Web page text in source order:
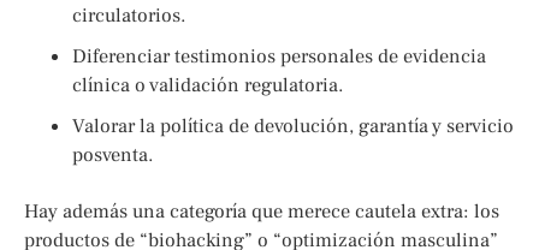
circulatorios.
Diferenciar testimonios personales de evidencia
clínica o validación regulatoria.
Valorar la política de devolución, garantía y servicio
posventa.
Hay además una categoría que merece cautela extra: los
productos de “biohacking” o “optimización masculina”